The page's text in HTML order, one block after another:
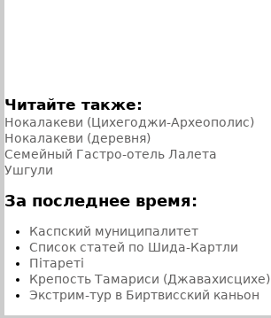
Читайте также:
Нокалакеви (Цихегоджи-Археополис)
Нокалакеви (деревня)
Семейный Гастро-отель Лалета
Ушгули
За последнее время:
Каспский муниципалитет
Список статей по Шида-Картли
Пiтаретi
Крепость Тамариси (Джавахисцихе)
Экстрим-тур в Биртвисский каньон